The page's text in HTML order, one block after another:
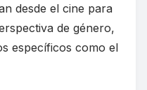
desde el cine para
de género,
específicos como el